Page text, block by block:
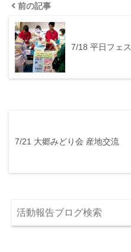
前の記事
7/18 平日フェ
7/21 大郷みどり会 産地交流